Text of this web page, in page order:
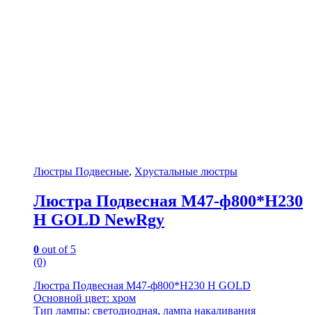
Люстры Подвесные, Хрустальные люстры
Люстра Подвесная M47-ф800*H230
H GOLD NewRgy
0 out of 5
(0)
Люстра Подвесная M47-ф800*H230 H GOLD
Основной цвет: хром
Тип лампы: светодиодная, лампа накаливания